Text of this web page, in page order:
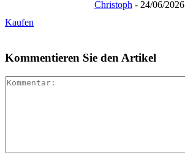
Kaufen
Christoph - 24/06/2026
Kommentieren Sie den Artikel